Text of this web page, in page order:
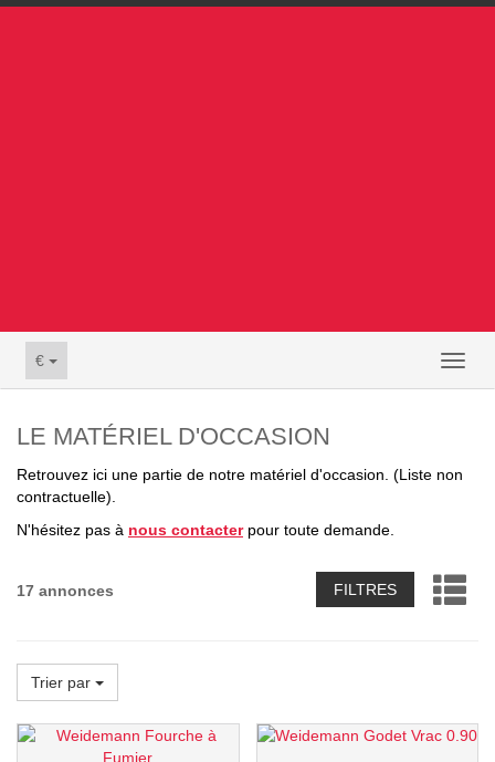
€
LE MATÉRIEL D'OCCASION
Retrouvez ici une partie de notre matériel d'occasion. (Liste non
contractuelle).
N'hésitez pas à nous contacterpour toute demande.
17 annonces FILTRES
Trier par